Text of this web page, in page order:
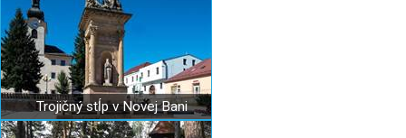
Trojičný stĺp v Novej Bani